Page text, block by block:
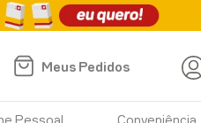
Meus Pedidos